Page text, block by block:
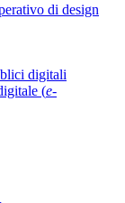
di design
digitali
(e-